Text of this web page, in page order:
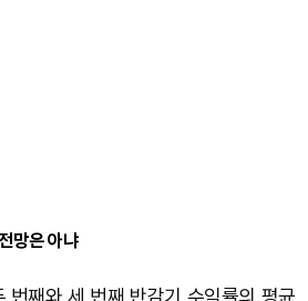
망은 아냐
번째와 세 번째 반감기 수익률의 평균